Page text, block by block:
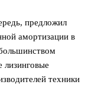
предложил
амортизации в
лизинговые
техники